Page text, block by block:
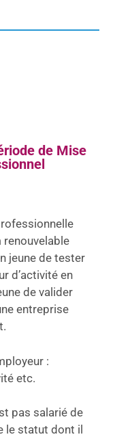
de Mise
renouvelable
jeune de tester
d’activité en
de valider
entreprise
:
etc.
pas salarié de
le statut dont il